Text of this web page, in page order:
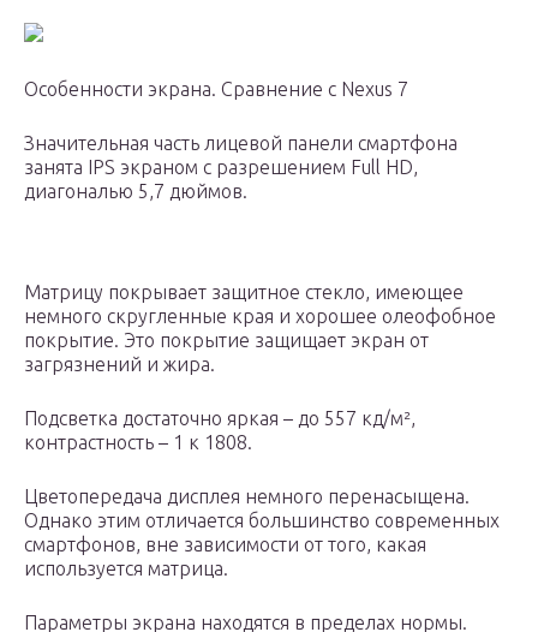
Особенности экрана. Сравнение с Nexus 7
Значительная часть лицевой панели смартфона
занята IPS экраном c разрешением Full HD,
диагональю 5,7 дюймов.
Матрицу покрывает защитное стекло, имеющее
немного скругленные края и хорошее олеофобное
покрытие. Это покрытие защищает экран от
загрязнений и жира.
Подсветка достаточно яркая – до 557 кд/м²,
контрастность – 1 к 1808.
Цветопередача дисплея немного перенасыщена.
Однако этим отличается большинство современных
смартфонов, вне зависимости от того, какая
используется матрица.
Параметры экрана находятся в пределах нормы.